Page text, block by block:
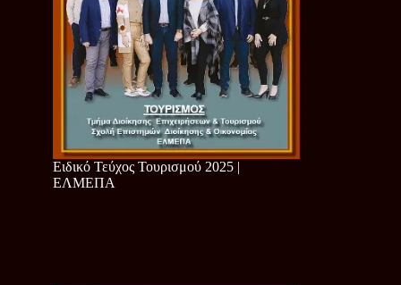
Ειδικό Τεύχος Τουρισμού 2025 |
ΕΛΜΕΠΑ